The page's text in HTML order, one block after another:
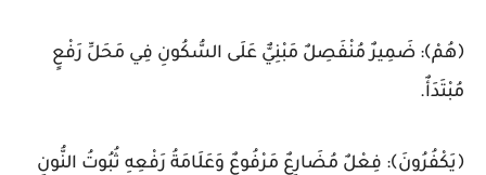
﴿هُمْ﴾: ضَمِيرٌ مُنْفَصِلٌ مَبْنِيٌّ عَلَى السُّكُونِ فِي مَحَلِّ رَفْعٍ
مُبْتَدَأٌ.
﴿يَكْفُرُونَ﴾: فِعْلٌ مُضَارِعٌ مَرْفُوعٌ وَعَلَامَةُ رَفْعِهِ ثُبُوتُ النُّونِ